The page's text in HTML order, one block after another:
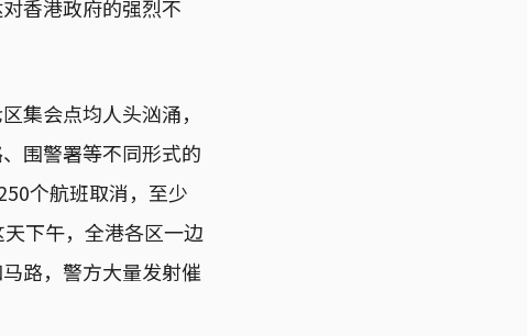
香港政府的强烈不
集会点均人头汹涌，
围警署等不同形式的
个航班取消，至少
下午，全港各区一边
路，警方大量发射催